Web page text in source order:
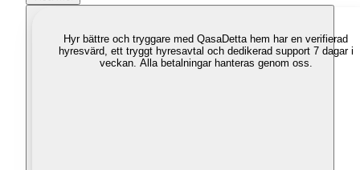
Hyr bättre och tryggare med QasaDetta hem har en verifierad
hyresvärd, ett tryggt hyresavtal och dedikerad support 7 dagar i
veckan. Alla betalningar hanteras genom oss.